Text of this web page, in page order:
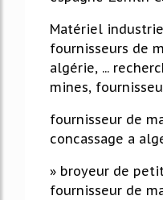
Matériel
fournisseurs de
algérie, ...
mines,
fournisseur de
concassage a
» broyeur de
fournisseur de